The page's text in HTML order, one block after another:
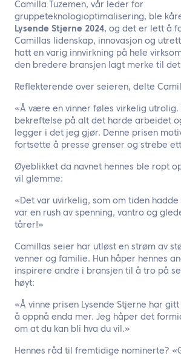
Camilla Tuzemen, vår leder for
gruppeteknologioptimalisering, ble
Lysende Stjerne 2024, og det er lett å
Camillas lidenskap, innovasjon og
hatt en varig innvirkning på hele
den bredere bransjen lagt merke til
Reflekterende over seieren, delte
«Å være en vinner føles virkelig utrolig.
bekreftelse på alt det harde arbeidet
legger i det jeg gjør. Denne prisen
fortsette å presse grenser og strebe
Øyeblikket da navnet hennes ble ropt
vil glemme:
«Det var uvirkelig, som om tiden
var en rush av spenning, vantro og
tårer!»
Camillas seier har utløst en strøm av
venner og familie. Hun håper hennes
inspirere andre i bransjen til å tro på
høyt:
«Å vinne prisen Lysende Stjerne har
å oppnå enda mer. Jeg håper det
om at du kan bli hva du vil.»
Hennes råd til fremtidige nominerte?